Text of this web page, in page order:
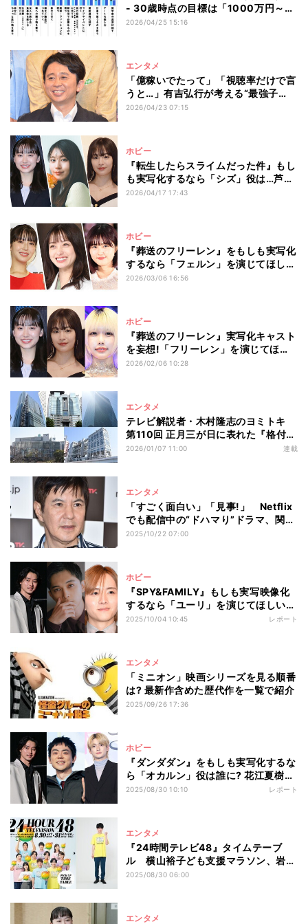
- 30歳時点の目標は「1000万円～
2000万円未満」が最多
2026/04/25 15:16
エンタメ
「億稼いでたって」「視聴率だけで言
うと…」有吉弘行が考える“最強子
役”とは
2026/04/23 07:15
ホビー
『転生したらスライムだった件』もし
も実写化するなら「シズ」役は…芦田
愛菜、広瀬すずを抑えて「透き通るよ
2026/04/17 17:43
ホビー
『葬送のフリーレン』をもしも実写化
するなら「フェルン」を演じてほしい
のは…橋本環奈を抑えた圧倒的1位は?
2026/03/06 16:56
ホビー
『葬送のフリーレン』実写化キャスト
を妄想!「フリーレン」を演じてほし
いのは? 橋本環奈と同率で圧倒的1位
2026/02/06 10:28
エンタメ
テレビ解説者・木村隆志のヨミトキ
第110回 正月三が日に表れた『格付け
チェック』の影響と限界 WBCの
2026/01/07 11:00 連載
エンタメ
「すごく面白い」「見事!」 Netflix
でも配信中の“ドハマり”ドラマ、関根
勤が熱弁「うまくできてる」
2025/10/22 07:00
ホビー
『SPY&FAMILY』もしも実写映像化
するなら「ユーリ」を演じてほしい俳
優は? 2位吉沢亮を引き離し1位に選ば
2025/10/04 10:45 レポート
エンタメ
「ミニオン」映画シリーズを見る順番
は? 最新作含めた歴代作を一覧で紹介
2025/09/26 17:36
ホビー
『ダンダダン』をもしも実写化するな
ら「オカルン」役は誰に? 花江夏樹を
抑えて1位に輝いたのは……
2025/08/30 10:10 レポート
エンタメ
『24時間テレビ48』タイムテーブ
ル 横山裕子ども支援マラソン、岩田
剛典、『上田と女』企画など
2025/08/30 06:00
エンタメ